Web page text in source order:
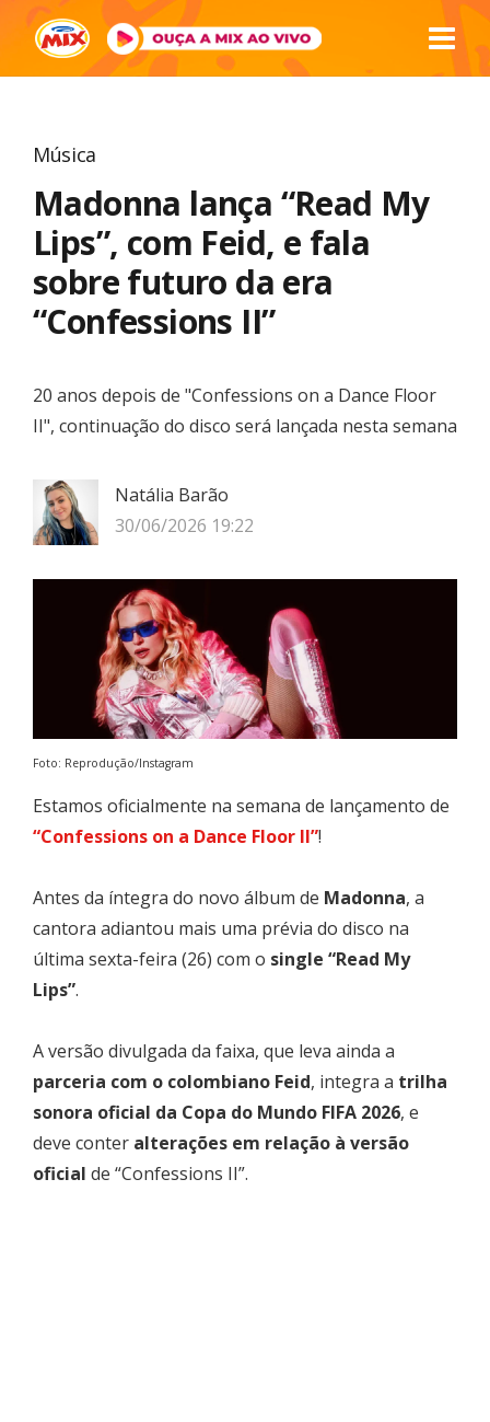
Música
Madonna lança “Read My
Lips”, com Feid, e fala
sobre futuro da era
“Confessions II”
20 anos depois de "Confessions on a Dance Floor
II", continuação do disco será lançada nesta semana
Natália Barão
30/06/2026 19:22
Foto: Reprodução/Instagram
Estamos oficialmente na semana de lançamento de
“Confessions on a Dance Floor II”!
Antes da íntegra do novo álbum de Madonna, a
cantora adiantou mais uma prévia do disco na
última sexta-feira (26) com o single “Read My
Lips”.
A versão divulgada da faixa, que leva ainda a
parceria com o colombiano Feid, integra a trilha
sonora oficial da Copa do Mundo FIFA 2026, e
deve conter alterações em relação à versão
oficial de “Confessions II”.